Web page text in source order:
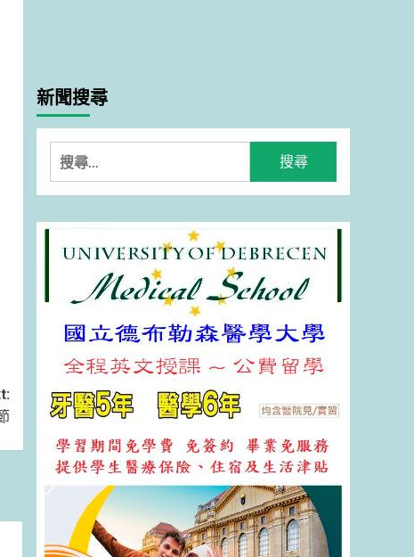
新聞搜尋
搜
尋
關
鍵